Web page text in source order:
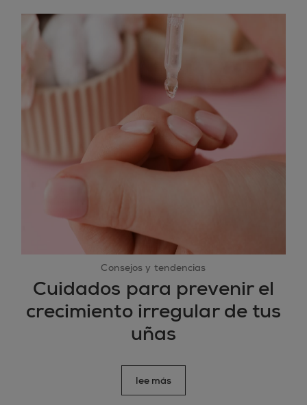
Consejos y tendencias
Cuidados para prevenir el
crecimiento irregular de tus
uñas
lee más